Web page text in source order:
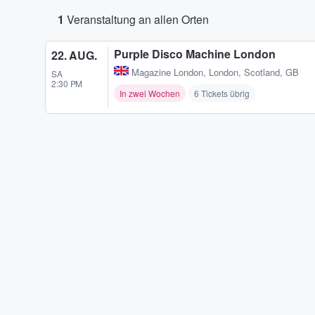
1 Veranstaltung an allen Orten
22. AUG.
SA
2:30 PM
Purple Disco Machine London
Magazine London, London, Scotland, GB
In zwei Wochen 6 Tickets übrig